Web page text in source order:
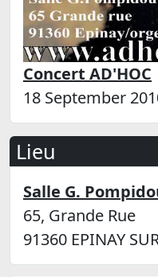
Concert AD'HOC
18 September
Lieu
Salle G.
65, Grande Rue
91360 EPINAY